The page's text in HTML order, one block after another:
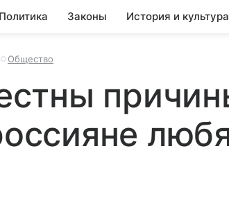
Политика Законы История и культура
Общество